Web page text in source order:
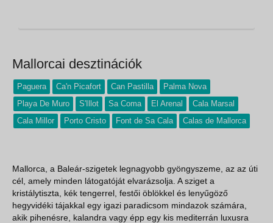
Mallorcai desztinációk
Paguera Ca'n Picafort Can Pastilla
Palma Nova
Playa De Muro
S'Illot Sa Coma El Arenal
Cala Marsal
Cala Millor
Porto Cristo Font de Sa Cala Calas de Mallorca
Mallorca, a Baleár-szigetek legnagyobb gyöngyszeme, az az úti
cél, amely minden látogatóját elvarázsolja. A sziget a
kristálytiszta, kék tengerrel, festői öblökkel és lenyűgöző
hegyvidéki tájakkal egy igazi paradicsom mindazok számára,
akik pihenésre, kalandra vagy épp egy kis mediterrán luxusra